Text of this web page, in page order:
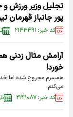
تجلیل وزیر ورزش و
پور جانباز قهرمان
کد خبر: ۲۱۴۳۴۹۱
آرامش مثال زدنی
خورد!
همسرم مجروح شده اما
می‌کنم
کد خبر: ۲۱۴۱۰۸۷